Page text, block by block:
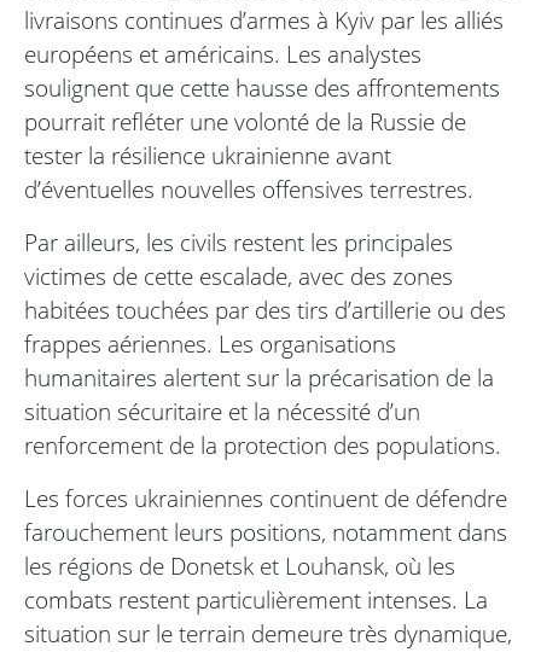
livraisons continues d’armes à Kyiv par les alliés
européens et américains. Les analystes
soulignent que cette hausse des affrontements
pourrait refléter une volonté de la Russie de
tester la résilience ukrainienne avant
d’éventuelles nouvelles offensives terrestres.
Par ailleurs, les civils restent les principales
victimes de cette escalade, avec des zones
habitées touchées par des tirs d’artillerie ou des
frappes aériennes. Les organisations
humanitaires alertent sur la précarisation de la
situation sécuritaire et la nécessité d’un
renforcement de la protection des populations.
Les forces ukrainiennes continuent de défendre
farouchement leurs positions, notamment dans
les régions de Donetsk et Louhansk, où les
combats restent particulièrement intenses. La
situation sur le terrain demeure très dynamique,